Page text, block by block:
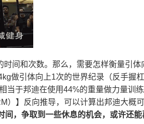
间和次数。那么，需要怎样衡量引体
做引体向上1次的世界纪录（反手握杠
当于邦迪在使用44%的重量做力量训
）】反向推导，可以计算出邦迪大概
间，争取到一些休息的机会，或许还能